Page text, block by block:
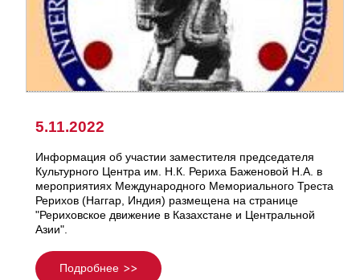
5.11.2022
Информация об участии заместителя председателя
Культурного Центра им. Н.К. Рериха Баженовой Н.А. в
мероприятиях Международного Мемориального Треста
Рерихов (Наггар, Индия) размещена на странице
"Рериховское движение в Казахстане и Центральной
Азии".
Подробнее